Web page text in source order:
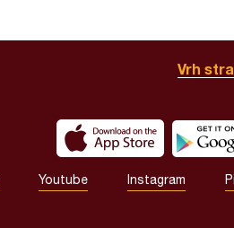
Vrh
Youtube Instagram